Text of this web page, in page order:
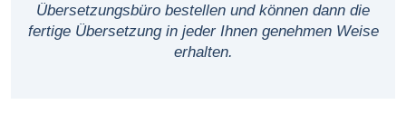
Übersetzungsbüro bestellen und können dann die
fertige Übersetzung in jeder Ihnen genehmen Weise
erhalten.